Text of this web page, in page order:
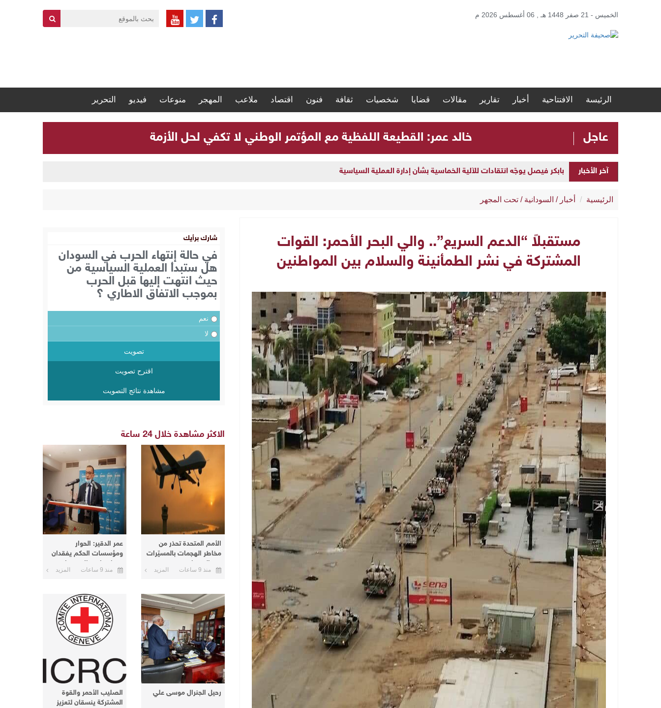
الخميس - 21 صفر 1448 هـ , 06 أغسطس 2026 م
الرئيسة الافتتاحية أخبار تقارير مقالات قضايا شخصيات ثقافة فنون اقتصاد ملاعب المهجر منوعات فيديو التحرير
عاجل ​خالد عمر: القطيعة اللفظية مع المؤتمر الوطني لا تكفي لحل الأزمة
آخر الأخبار
بابكر فيصل يوجّه انتقادات للآلية الخماسية بشأن إدارة العملية السياسية
​خالد عمر: القطيعة اللفظية مع المؤتمر الوطني لا تكفي لحل الأزمة
الرئيسية أخبار / السودانية / تحت المجهر
مستقبلاً “الدعم السريع”.. والي البحر الأحمر: القوات
المشتركة في نشر الطمأنينة والسلام بين المواطنين
شارك برأيك
في حالة إنتهاء الحرب في السودان
هل ستبدأ العملية السياسية من
حيث انتهت إليها قبل الحرب
بموجب الاتفاق الاطاري ؟
نعم
لا
تصويت
اقترح تصويت
مشاهدة نتائج التصويت
الاكثر مشاهدة خلال 24 ساعة
الأمم المتحدة تحذر من
مخاطر الهجمات بالمسيّرات
في السودان
منذ 9 ساعات المزيد
عمر الدقير: الحوار
ومؤسسات الحكم يفقدان
معناهما مع الاستمرار في
الخيار العسكري
منذ 9 ساعات المزيد
رحيل الجنرال موسى علي
الصليب الأحمر والقوة
المشتركة ينسقان لتعزيز